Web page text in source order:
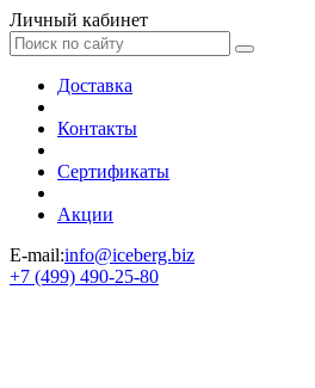
Личный кабинет
Доставка
Контакты
Сертификаты
Акции
E-mail:info@iceberg.biz
+7 (499) 490-25-80